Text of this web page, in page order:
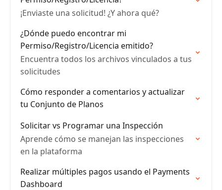
¡Enviaste una solicitud! ¿Y ahora qué?
¿Dónde puedo encontrar mi
Permiso/Registro/Licencia emitido?
Encuentra todos los archivos vinculados a tus
solicitudes
Cómo responder a comentarios y actualizar
tu Conjunto de Planos
Solicitar vs Programar una Inspección
Aprende cómo se manejan las inspecciones
en la plataforma
Realizar múltiples pagos usando el Payments
Dashboard